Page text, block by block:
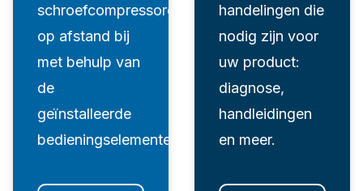
schroefcompressoren
op afstand bij
met behulp van
de
geïnstalleerde
bedieningselementen.
handelingen die
nodig zijn voor
uw product:
diagnose,
handleidingen
en meer.